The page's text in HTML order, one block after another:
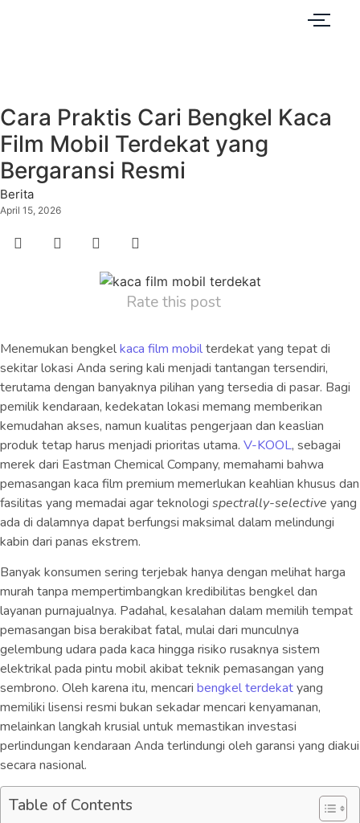
Cara Praktis Cari Bengkel Kaca
Film Mobil Terdekat yang
Bergaransi Resmi
Berita
April 15, 2026
Rate this post
Menemukan bengkelkaca film mobilterdekat yang tepat di
sekitar lokasi Anda sering kali menjadi tantangan tersendiri,
terutama dengan banyaknya pilihan yang tersedia di pasar. Bagi
pemilik kendaraan, kedekatan lokasi memang memberikan
kemudahan akses, namun kualitas pengerjaan dan keaslian
produk tetap harus menjadi prioritas utama. V-KOOL, sebagai
merek dari Eastman Chemical Company, memahami bahwa
pemasangan kaca film premium memerlukan keahlian khusus dan
fasilitas yang memadai agar teknologi spectrally-selective yang
ada di dalamnya dapat berfungsi maksimal dalam melindungi
kabin dari panas ekstrem.
Banyak konsumen sering terjebak hanya dengan melihat harga
murah tanpa mempertimbangkan kredibilitas bengkel dan
layanan purnajualnya. Padahal, kesalahan dalam memilih tempat
pemasangan bisa berakibat fatal, mulai dari munculnya
gelembung udara pada kaca hingga risiko rusaknya sistem
elektrikal pada pintu mobil akibat teknik pemasangan yang
sembrono. Oleh karena itu, mencari bengkel terdekatyang
memiliki lisensi resmi bukan sekadar mencari kenyamanan,
melainkan langkah krusial untuk memastikan investasi
perlindungan kendaraan Anda terlindungi oleh garansi yang diakui
secara nasional.
Table of Contents